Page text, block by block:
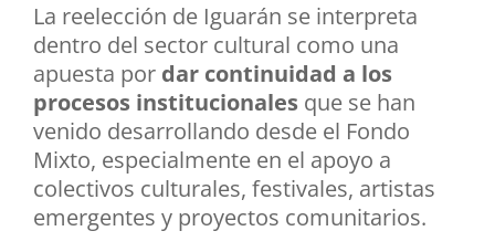
La reelección de Iguarán se interpreta
dentro del sector cultural como una
apuesta por dar continuidad a los
procesos institucionales que se han
venido desarrollando desde el Fondo
Mixto, especialmente en el apoyo a
colectivos culturales, festivales, artistas
emergentes y proyectos comunitarios.